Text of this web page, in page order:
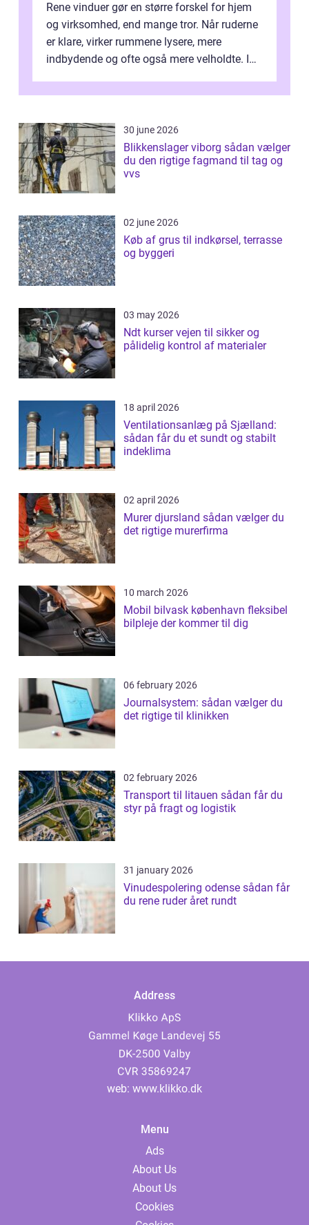
Rene vinduer gør en større forskel for hjem
og virksomhed, end mange tror. Når ruderne
er klare, virker rummene lysere, mere
indbydende og ofte også mere velholdte. I
30 june 2026
Blikkenslager viborg sådan vælger
du den rigtige fagmand til tag og
vvs
02 june 2026
Køb af grus til indkørsel, terrasse
og byggeri
03 may 2026
Ndt kurser vejen til sikker og
pålidelig kontrol af materialer
18 april 2026
Ventilationsanlæg på Sjælland:
sådan får du et sundt og stabilt
indeklima
02 april 2026
Murer djursland sådan vælger du
det rigtige murerfirma
10 march 2026
Mobil bilvask københavn fleksibel
bilpleje der kommer til dig
06 february 2026
Journalsystem: sådan vælger du
det rigtige til klinikken
02 february 2026
Transport til litauen sådan får du
styr på fragt og logistik
31 january 2026
Vinudespolering odense sådan får
du rene ruder året rundt
Address
web: www.klikko.dk
Menu
Ads
About Us
About Us
Cookies